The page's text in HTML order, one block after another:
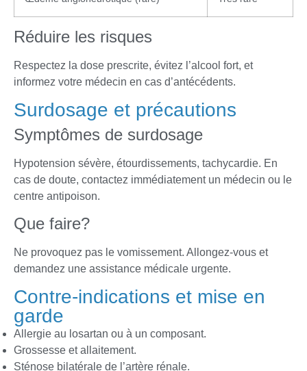
Réduire les risques
Respectez la dose prescrite, évitez l’alcool fort, et
informez votre médecin en cas d’antécédents.
Surdosage et précautions
Symptômes de surdosage
Hypotension sévère, étourdissements, tachycardie. En
cas de doute, contactez immédiatement un médecin ou le
centre antipoison.
Que faire?
Ne provoquez pas le vomissement. Allongez-vous et
demandez une assistance médicale urgente.
Contre-indications et mise en
garde
Allergie au losartan ou à un composant.
Grossesse et allaitement.
Sténose bilatérale de l’artère rénale.